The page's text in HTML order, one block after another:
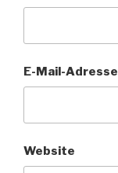
E-Mail-Adresse
Website